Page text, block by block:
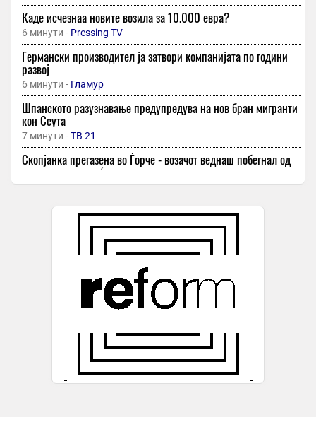
Каде исчезнаа новите возила за 10.000 евра?
6 минути - Pressing TV
Германски производител ја затвори компанијата по години
развој
6 минути - Гламур
Шпанското разузнавање предупредува на нов бран мигранти
кон Сеута
7 минути -ТВ 21
Скопјанка прегазена во Ѓорче - возачот веднаш побегнал од
местото на несреќата
7 минути -Скопје Инфо
ПАТОТ ДО УСПЕХОТ НА ИВАН ГАЛЕВСКИ: „Секој ден патував
од Битола до Струга – татко ми многу се жртвуваше за мене!“
Детали за сообраќајката кај Битола, познат идентитетот на
Курир
Над 100 смртни случаи и 150.000 пријави за несакани
81 година од атомската бомба врз Хирошима
8 минути -24 Вести